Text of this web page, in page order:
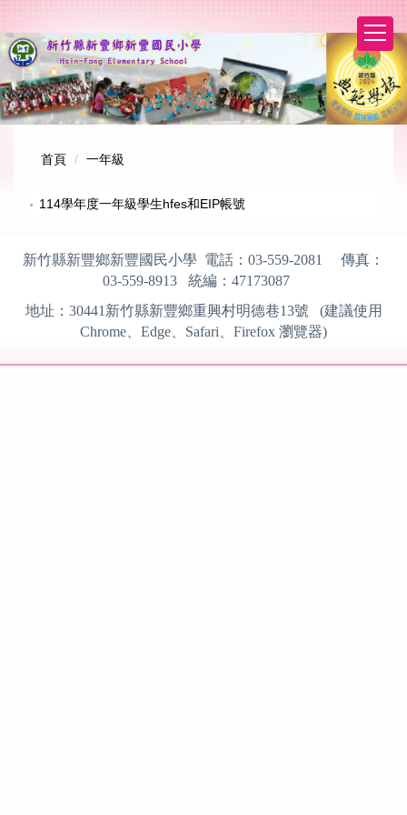
到
主
要
內
容
區
首頁 一年級
114學年度一年級學生hfes和EIP帳號
新竹縣新豐鄉新豐國民小學 電話： 03-559-2081
傳真：
03-559-8913 統編： 47173087
地址： 30441 新竹縣新豐鄉重興村明德巷13號 (建議使用
Chrome、Edge、Safari、Firefox 瀏覽器)